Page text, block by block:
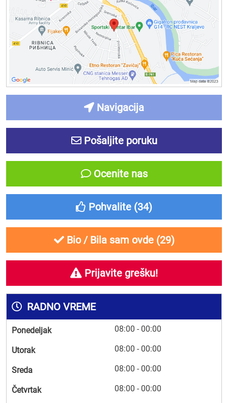
Navigacija
Pošaljite poruku
Ocenite nas
Pohvalite (34)
Bio / Bila sam ovde (29)
Prijavite grešku!
RADNO VREME
Ponedeljak 08:00 - 00:00
Utorak 08:00 - 00:00
Sreda 08:00 - 00:00
Četvrtak 08:00 - 00:00